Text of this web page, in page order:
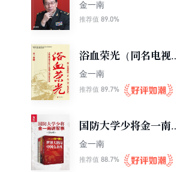
四平”看领导者的战略
筹划与战役指挥（轻军
金一南
推荐值 89.0%
浴血荣光（同名电视剧
原著）
金一南
推荐值 89.7%
国防大学少将金一南讲
军事（套装3册）
金一南
推荐值 88.7%